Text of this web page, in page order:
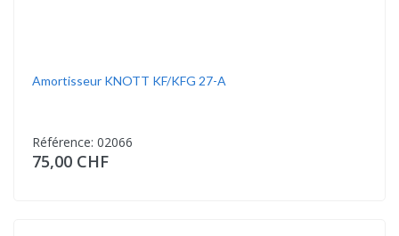
Amortisseur KNOTT KF/KFG 27-A
Référence: 02066
75,00 CHF